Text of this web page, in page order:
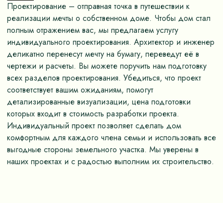
Проектирование – отправная точка в путешествии к
реализации мечты о собственном доме. Чтобы дом стал
полным отражением вас, мы предлагаем услугу
индивидуального проектирования. Архитектор и инженер
деликатно перенесут мечту на бумагу, переведут её в
чертежи и расчеты. Вы можете поручить нам подготовку
всех разделов проектирования. Убедиться, что проект
соответствует вашим ожиданиям, помогут
детализированные визуализации, цена подготовки
которых входит в стоимость разработки проекта.
Индивидуальный проект позволяет сделать дом
комфортным для каждого члена семьи и использовать все
выгодные стороны земельного участка. Мы уверены в
наших проектах и с радостью выполним их строительство.